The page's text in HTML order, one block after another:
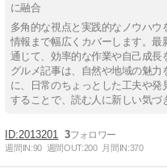
に融合
多角的な視点と実践的なノウハ
情報まで幅広くカバーします。
通じて、効率的な作業や自己成
グルメ記事は、自然や地域の魅
に、日常のちょっとした工夫や
することで、読む人に新しい気づ
2013201 3
週間IN:90 週間OUT:200 月間IN:370